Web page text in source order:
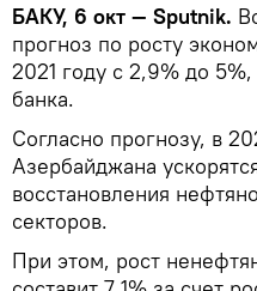
БАКУ, 6 окт — Sputnik.
прогноз по росту
2021 году с 2,9% до 5%,
банка.
Согласно прогнозу, в
Азербайджана
восстановления
секторов.
При этом, рост